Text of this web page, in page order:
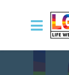
Skip to main